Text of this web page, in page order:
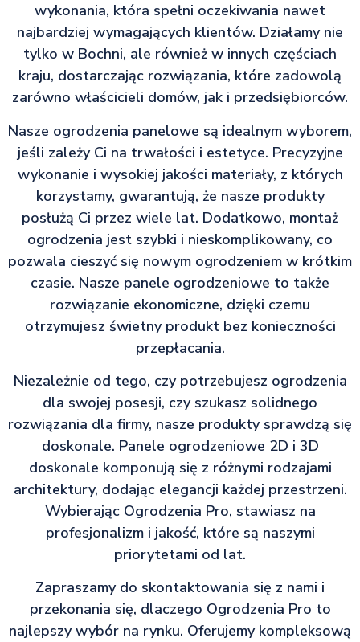
wykonania, która spełni oczekiwania nawet
najbardziej wymagających klientów. Działamy nie
tylko w Bochni, ale również w innych częściach
kraju, dostarczając rozwiązania, które zadowolą
zarówno właścicieli domów, jak i przedsiębiorców.
Nasze ogrodzenia panelowe są idealnym wyborem,
jeśli zależy Ci na trwałości i estetyce. Precyzyjne
wykonanie i wysokiej jakości materiały, z których
korzystamy, gwarantują, że nasze produkty
posłużą Ci przez wiele lat. Dodatkowo, montaż
ogrodzenia jest szybki i nieskomplikowany, co
pozwala cieszyć się nowym ogrodzeniem w krótkim
czasie. Nasze panele ogrodzeniowe to także
rozwiązanie ekonomiczne, dzięki czemu
otrzymujesz świetny produkt bez konieczności
przepłacania.
Niezależnie od tego, czy potrzebujesz ogrodzenia
dla swojej posesji, czy szukasz solidnego
rozwiązania dla firmy, nasze produkty sprawdzą się
doskonale. Panele ogrodzeniowe 2D i 3D
doskonale komponują się z różnymi rodzajami
architektury, dodając elegancji każdej przestrzeni.
Wybierając Ogrodzenia Pro, stawiasz na
profesjonalizm i jakość, które są naszymi
priorytetami od lat.
Zapraszamy do skontaktowania się z nami i
przekonania się, dlaczego Ogrodzenia Pro to
najlepszy wybór na rynku. Oferujemy kompleksową